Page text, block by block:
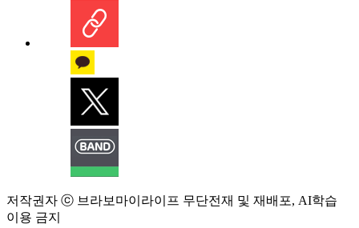
저작권자 ⓒ 브라보마이라이프 무단전재 및 재배포, AI학습
이용 금지